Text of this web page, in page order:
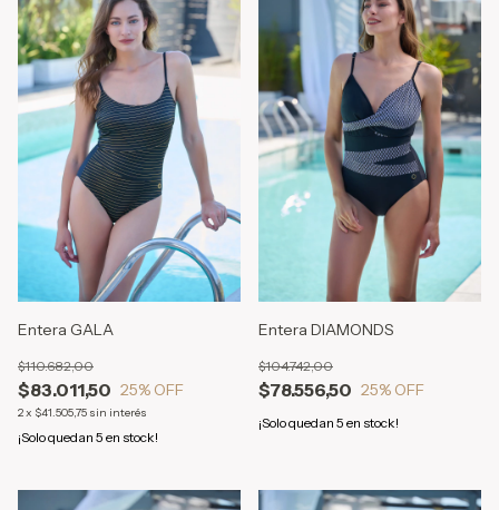
Entera GALA
$83.011,50
$110.682,00
25% OFF
2x $41.505,75 sin interés
¡Solo quedan 5 en stock!
Entera DIAMONDS
$78.556,50
$104.742,00
25% OFF
¡Solo quedan 5 en stock!